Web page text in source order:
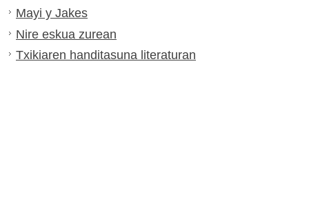
Mayi y Jakes
Nire eskua zurean
Txikiaren handitasuna literaturan